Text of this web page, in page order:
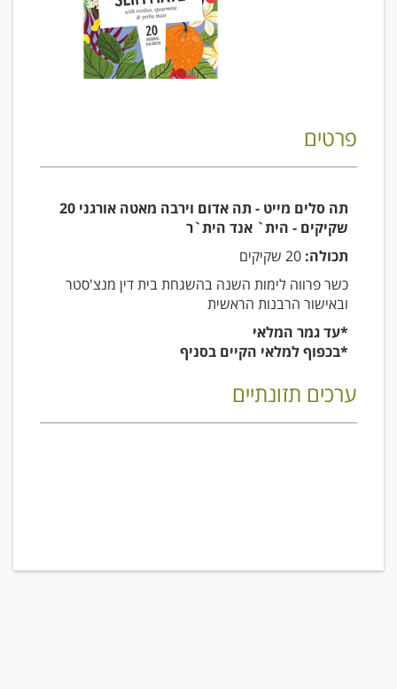
פרטים
תה סלים מייט - תה אדום וירבה מאטה אורגני 20
שקיקים - הית` אנד הית`ר
תכולה: 20 שקיקים
כשר פרווה לימות השנה בהשגחת בית דין מנצ'סטר
ובאישור הרבנות הראשית
*עד גמר המלאי
*בכפוף למלאי הקיים בסניף
ערכים תזונתיים